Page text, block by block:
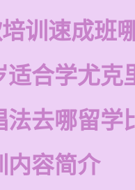
训速成班
适合学尤克
法去哪留学
内容简介